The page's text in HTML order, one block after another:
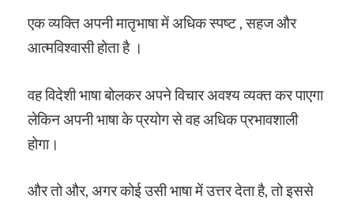
एक व्यक्ति अपनी मातृभाषा में अधिक स्पष्ट , सहज और
आत्मविश्वासी होता है ।
वह विदेशी भाषा बोलकर अपने विचार अवश्य व्यक्त कर पाएगा
लेकिन अपनी भाषा के प्रयोग से वह अधिक प्रभावशाली
होगा।
और तो और, अगर कोई उसी भाषा में उत्तर देता है, तो इससे